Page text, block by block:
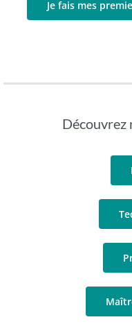
Je fais mes
Découvrez